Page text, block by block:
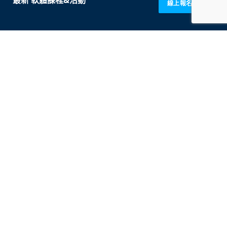
線上報名 GO!